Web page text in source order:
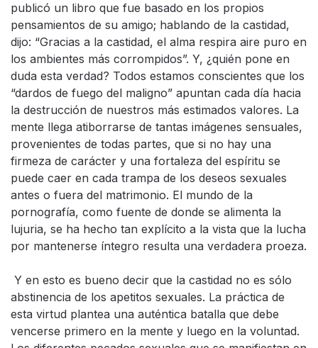
publicó un libro que fue basado en los propios
pensamientos de su amigo; hablando de la castidad,
dijo: “Gracias a la castidad, el alma respira aire puro en
los ambientes más corrompidos”. Y, ¿quién pone en
duda esta verdad? Todos estamos conscientes que los
“dardos de fuego del maligno” apuntan cada día hacia
la destrucción de nuestros más estimados valores. La
mente llega atiborrarse de tantas imágenes sensuales,
provenientes de todas partes, que si no hay una
firmeza de carácter y una fortaleza del espíritu se
puede caer en cada trampa de los deseos sexuales
antes o fuera del matrimonio. El mundo de la
pornografía, como fuente de donde se alimenta la
lujuria, se ha hecho tan explícito a la vista que la lucha
por mantenerse íntegro resulta una verdadera proeza.
Y en esto es bueno decir que la castidad no es sólo
abstinencia de los apetitos sexuales. La práctica de
esta virtud plantea una auténtica batalla que debe
vencerse primero en la mente y luego en la voluntad.